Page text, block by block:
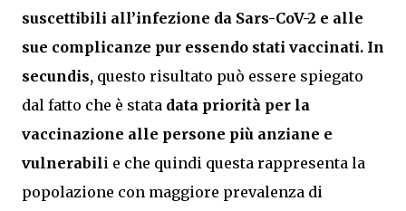
suscettibili all’infezione da Sars-CoV-2 e alle
sue complicanze pur essendo stati vaccinati. In
secundis, questo risultato può essere spiegato
dal fatto che è stata data priorità per la
vaccinazione alle persone più anziane e
vulnerabili e che quindi questa rappresenta la
popolazione con maggiore prevalenza di